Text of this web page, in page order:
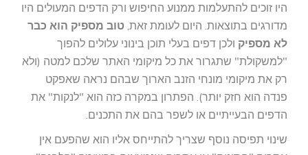
היו זוכים להתעלמות ממנוע החיפוש ורק הדפים המעולים היו
מדורגים בתוצאות. היום לעומת זאת, טוב מספיק הוא כבר
לא מספיק ולכן דפים בעלי תוכן בינוני עלולים להפוך
"למשקולת" שתגרור את כל מיקומי האתר שלכם למטה (ולא
רק את מיקומי מונחי הזנב הארוך שבהם נראה שאפקט
פנדה הוא חזק יותר). הפתרון במקרה כזה הוא "לנקות" את
הדפים הבעייתיים או לשפר בהם את התכנים.
שינוי תפיסה נוסף שצריך להתייחס אליו הוא שהפעם אין